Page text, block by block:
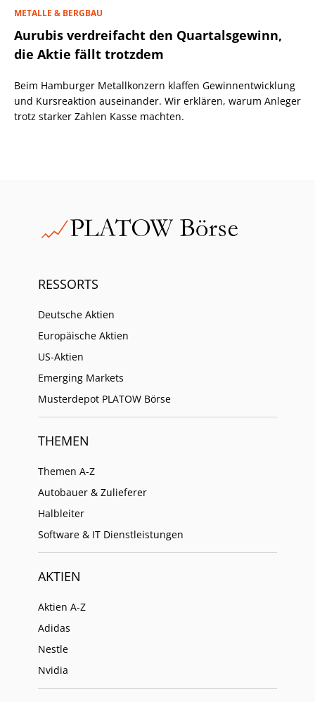
METALLE & BERGBAU
Aurubis verdreifacht den Quartalsgewinn,
die Aktie fällt trotzdem
Beim Hamburger Metallkonzern klaffen Gewinnentwicklung
und Kursreaktion auseinander. Wir erklären, warum Anleger
trotz starker Zahlen Kasse machten.
RESSORTS
Deutsche Aktien
Europäische Aktien
US-Aktien
Emerging Markets
Musterdepot PLATOW Börse
THEMEN
Themen A-Z
Autobauer & Zulieferer
Halbleiter
Software & IT Dienstleistungen
AKTIEN
Aktien A-Z
Adidas
Nestle
Nvidia